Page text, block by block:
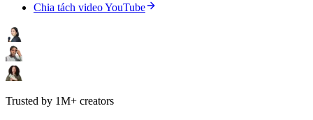
Chia tách video YouTube
Trusted by 1M+ creators